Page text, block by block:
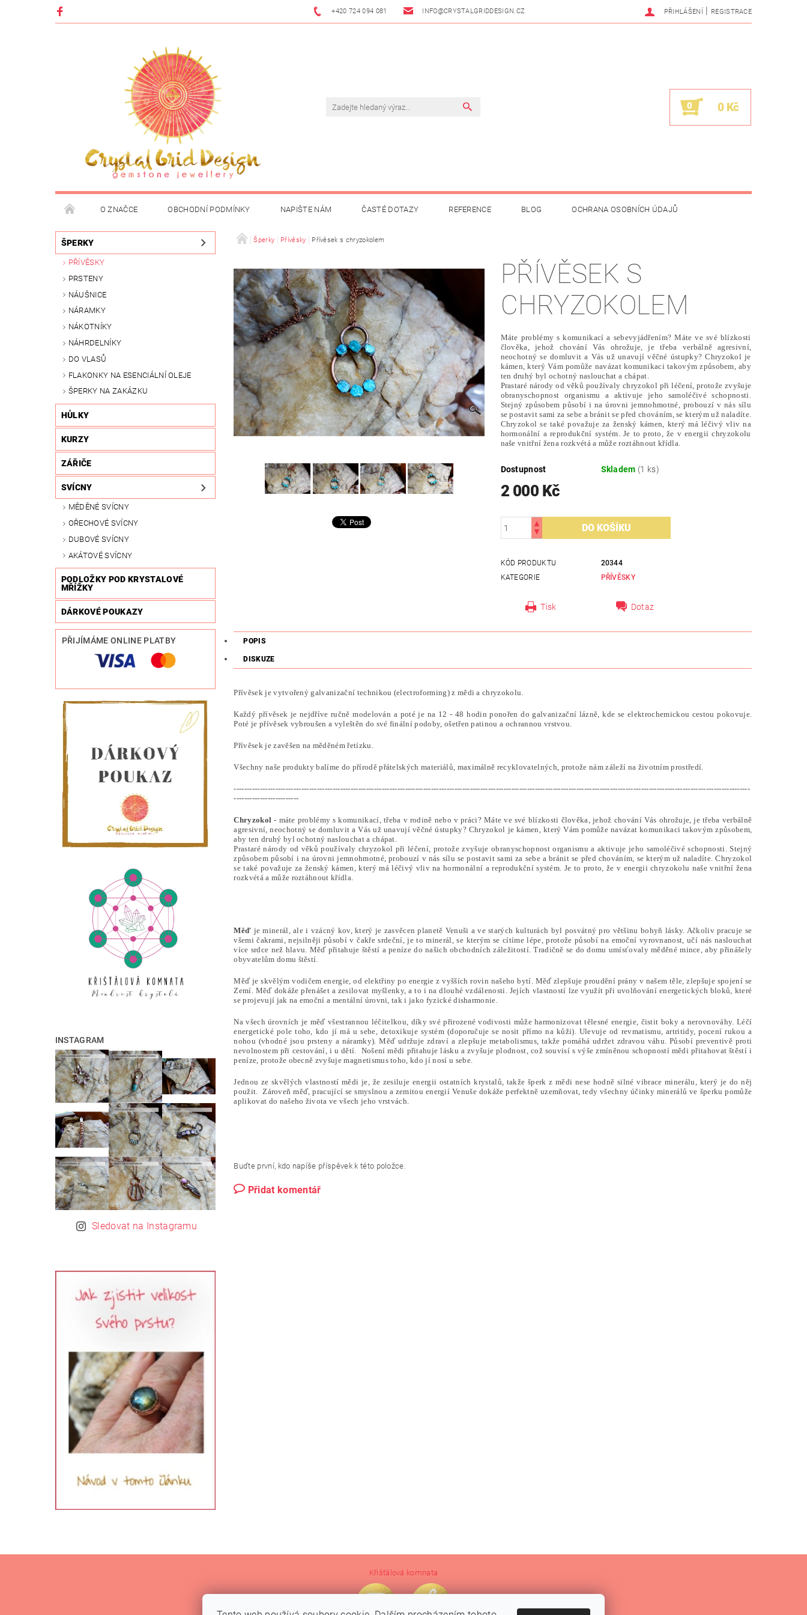
+420 724 094 081 INFO@CRYSTALGRIDDESIGN.CZ PŘIHLÁŠENÍ | REGISTRACE
0 0 Kč
O ZNAČCE OBCHODNÍ PODMÍNKY NAPIŠTE NÁM ČASTÉ DOTAZY REFERENCE BLOG OCHRANA OSOBNÍCH ÚDAJŮ
ŠPERKY
PŘÍVĚSKY
PRSTENY
NÁUŠNICE
NÁRAMKY
NÁKOTNÍKY
NÁHRDELNÍKY
DO VLASŮ
FLAKONKY NA ESENCIÁLNÍ OLEJE
ŠPERKY NA ZAKÁZKU
HŮLKY
KURZY
ZÁŘIČE
SVÍCNY
MĚDĚNÉ SVÍCNY
OŘECHOVÉ SVÍCNY
DUBOVÉ SVÍCNY
AKÁTOVÉ SVÍCNY
PODLOŽKY POD KRYSTALOVÉ
MŘÍŽKY
DÁRKOVÉ POUKAZY
PŘIJÍMÁME ONLINE PLATBY
INSTAGRAM
Sledovat na Instagramu
Šperky Přívěsky Přívěsek s chryzokolem
PŘÍVĚSEK S
CHRYZOKOLEM
Máte problémy s komunikací a sebevyjádřením? Máte ve své blízkosti
člověka, jehož chování Vás ohrožuje, je třeba verbálně agresivní,
neochotný se domluvit a Vás už unavují věčné ústupky? Chryzokol je
kámen, který Vám pomůže navázat komunikaci takovým způsobem, aby
ten druhý byl ochotný naslouchat a chápat.
Prastaré národy od věků používaly chryzokol při léčení, protože zvyšuje
obranyschopnost organismu a aktivuje jeho samoléčivé schopnosti.
Stejný způsobem působí i na úrovni jemnohmotné, probouzí v nás sílu
se postavit sami za sebe a bránit se před chováním, se kterým už naladíte.
Chryzokol se také považuje za ženský kámen, který má léčivý vliv na
hormonální a reprodukční systém. Je to proto, že v energii chryzokolu
naše vnitřní žena rozkvétá a může roztáhnout křídla.
Dostupnost Skladem (1 ks)
2 000 Kč
KÓD PRODUKTU
20344
KATEGORIE
PŘÍVĚSKY
Tisk Dotaz
POPIS
DISKUZE
Přívěsek je vytvořený galvanizační technikou (electroforming) z mědi a chryzokolu.
Každý přívěsek je nejdříve ručně modelován a poté je na 12 - 48 hodin ponořen do galvanizační lázně, kde se elektrochemickou cestou pokovuje.
Poté je přívěsek vybroušen a vyleštěn do své finální podoby, ošetřen patinou a ochrannou vrstvou.
Přívěsek je zavěšen na měděném řetízku.
Všechny naše produkty balíme do přírodě přátelských materiálů, maximálně recyklovatelných, protože nám záleží na životním prostředí.
-------------------------------------------------------------------------------------------------------------------------------------------------------------------------------------------------------
-------------------------
Chryzokol - máte problémy s komunikací, třeba v rodině nebo v práci? Máte ve své blízkosti člověka, jehož chování Vás ohrožuje, je třeba verbálně
agresivní, neochotný se domluvit a Vás už unavují věčné ústupky? Chryzokol je kámen, který Vám pomůže navázat komunikaci takovým způsobem,
aby ten druhý byl ochotný naslouchat a chápat.
Prastaré národy od věků používaly chryzokol při léčení, protože zvyšuje obranyschopnost organismu a aktivuje jeho samoléčivé schopnosti.Stejný
způsobem působí i na úrovni jemnohmotné, probouzí v nás sílu se postavit sami za sebe a bránit se před chováním, se kterým už naladíte. Chryzokol
se také považuje za ženský kámen, který má léčivý vliv na hormonální a reprodukční systém. Je to proto, že v energii chryzokolu naše vnitřní žena
rozkvétá a může roztáhnout křídla.
Měď je minerál, ale i vzácný kov, který je zasvěcen planetě Venuši a ve starých kulturách byl posvátný pro většinu bohyň lásky. Ačkoliv pracuje se
všemi čakrami, nejsilněji působí v čakře srdeční, je to minerál, se kterým se cítíme lépe, protože působí na emoční vyrovnanost, učí nás naslouchat
více srdce než hlavu. Měď přitahuje štěstí a peníze do našich obchodních záležitostí. Tradičně se do domu umísťovaly měděné mince, aby přinášely
obyvatelům domu štěstí.
Měď je skvělým vodičem energie, od elektřiny po energie z vyšších rovin našeho bytí. Měď zlepšuje proudění prány v našem těle, zlepšuje spojení se
Zemí. Měď dokáže přenášet a zesilovat myšlenky, a to i na dlouhé vzdálenosti. Jejích vlastností lze využít při uvolňování energetických bloků, které
se projevují jak na emoční a mentální úrovni, tak i jako fyzické disharmonie.
Na všech úrovních je měď všestrannou léčitelkou, díky své přirozené vodivosti může harmonizovat tělesné energie, čistit boky a nerovnováhy. Léčí
energetické pole toho, kdo jí má u sebe, detoxikuje systém (doporučuje se nosit přímo na kůži). Ulevuje od revmatismu, artritidy, pocení rukou a
nohou (vhodné jsou prsteny a náramky). Měď udržuje zdraví a zlepšuje metabolismus, takže pomáhá udržet zdravou váhu. Působí preventivě proti
nevolnostem při cestování, i u dětí. Nošení mědi přitahuje lásku a zvyšuje plodnost, což souvisí s výše zmíněnou schopností mědi přitahovat štěstí i
peníze, protože obecně zvyšuje magnetismus toho, kdo jí nosí u sebe.
Jednou ze skvělých vlastností mědi je, že zesiluje energii ostatních krystalů, takže šperk z mědi nese hodně silné vibrace minerálu, který je do něj
použit. Zároveň měď, pracující se smyslnou a zemitou energií Venuše dokáže perfektně uzemňovat, tedy všechny účinky minerálů ve šperku pomůže
aplikovat do našeho života ve všech jeho vrstvách.
Buďte první, kdo napíše příspěvek k této položce.
Přidat komentář
Křišťálová komnata